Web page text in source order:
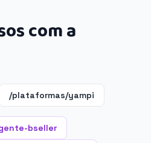
com a
/plataformas/yampi
bseller